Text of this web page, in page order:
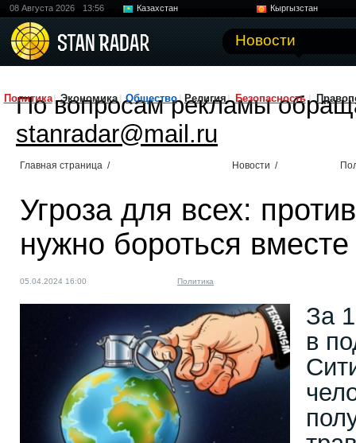
08 Августа 2026 13:56 Казахстан
Кыргызстан
Новости
Политика Экономика Общество Религия Безопасность
По вопросам рекламы
stanradar@mail.ru
Главная страница / Новости /
Угроза для всех:
нужно бороться
05.04.2024 16:00 Политика
За
в